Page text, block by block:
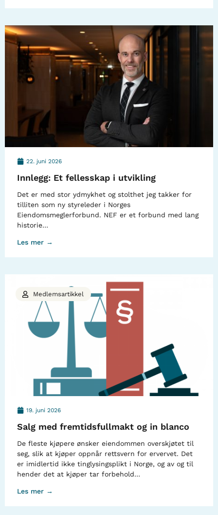
22. juni 2026
Innlegg: Et fellesskap i utvikling
Det er med stor ydmykhet og stolthet jeg takker for
tilliten som ny styreleder i Norges
Eiendomsmeglerforbund. NEF er et forbund med lang
historie…
Les mer →
19. juni 2026
Salg med fremtidsfullmakt og in blanco
De fleste kjøpere ønsker eiendommen overskjøtet til
seg, slik at kjøper oppnår rettsvern for ervervet. Det
er imidlertid ikke tinglysingsplikt i Norge, og av og til
hender det at kjøper tar forbehold…
Les mer →
Medlemsartikkel